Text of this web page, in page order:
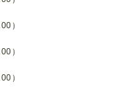
）
）
）